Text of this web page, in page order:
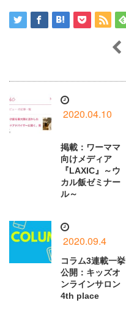
2020.04.10
掲載：ワーママ
向けメディア
『LAXIC』～ウ
カル飯ゼミナー
ル～
2020.09.4
コラム3連載一挙
公開：キッズオ
ンラインサロン
4th place